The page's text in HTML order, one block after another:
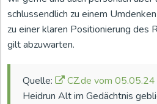
schlussendlich zu einem
zu einer klaren Positionierung des
gilt abzuwarten.
Quelle: CZ.de vom 05.05.24
Heidrun Alt im Gedächtnis